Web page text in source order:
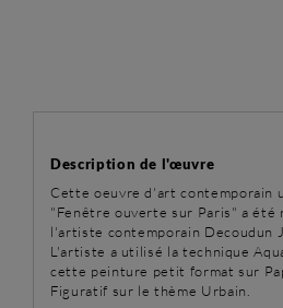
Description de l'œuvre
Cette oeuvre d'art contemporain
"Fenêtre ouverte sur Paris" a été
l'artiste contemporain Decoudun
L'artiste a utilisé la technique
cette peinture petit format sur
Figuratif sur le thème Urbain.